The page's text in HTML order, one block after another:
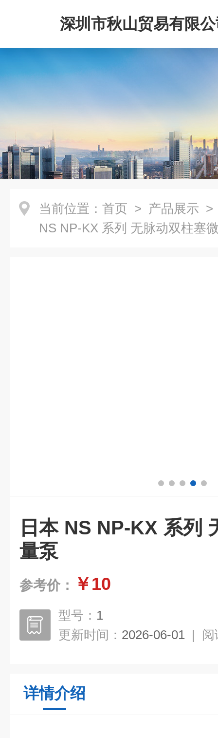
深圳市秋山贸易有限
当前位置： 首页 > 产品展示
NS NP-KX 系列 无脉动双柱塞
日本 NS NP-KX 系列
量泵
参考价： ￥10
型号： 1
更新时间： 2026-06-01 | 阅
详情介绍